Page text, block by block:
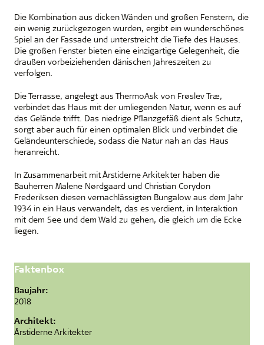
Die Kombination aus dicken Wänden und großen Fenstern, die
ein wenig zurückgezogen wurden, ergibt ein wunderschönes
Spiel an der Fassade und unterstreicht die Tiefe des Hauses.
Die großen Fenster bieten eine einzigartige Gelegenheit, die
draußen vorbeiziehenden dänischen Jahreszeiten zu
verfolgen.
Die Terrasse, angelegt aus ThermoAsk von Frøslev Træ,
verbindet das Haus mit der umliegenden Natur, wenn es auf
das Gelände trifft. Das niedrige Pflanzgefäß dient als Schutz,
sorgt aber auch für einen optimalen Blick und verbindet die
Geländeunterschiede, sodass die Natur nah an das Haus
heranreicht.
In Zusammenarbeit mit Årstiderne Arkitekter haben die
Bauherren Malene Nørdgaard und Christian Corydon
Frederiksen diesen vernachlässigten Bungalow aus dem Jahr
1934 in ein Haus verwandelt, das es verdient, in Interaktion
mit dem See und dem Wald zu gehen, die gleich um die Ecke
liegen.
Faktenbox
Baujahr:
2018
Architekt:
Årstiderne Arkitekter